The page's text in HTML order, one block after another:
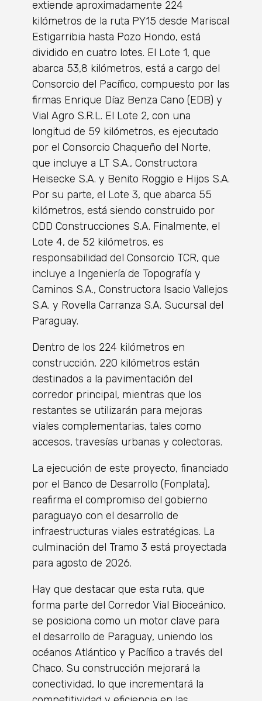
extiende aproximadamente 224
kilómetros de la ruta PY15 desde Mariscal
Estigarribia hasta Pozo Hondo, está
dividido en cuatro lotes. El Lote 1, que
abarca 53,8 kilómetros, está a cargo del
Consorcio del Pacífico, compuesto por las
firmas Enrique Díaz Benza Cano (EDB) y
Vial Agro S.R.L. El Lote 2, con una
longitud de 59 kilómetros, es ejecutado
por el Consorcio Chaqueño del Norte,
que incluye a LT S.A., Constructora
Heisecke S.A. y Benito Roggio e Hijos S.A.
Por su parte, el Lote 3, que abarca 55
kilómetros, está siendo construido por
CDD Construcciones S.A. Finalmente, el
Lote 4, de 52 kilómetros, es
responsabilidad del Consorcio TCR, que
incluye a Ingeniería de Topografía y
Caminos S.A., Constructora Isacio Vallejos
S.A. y Rovella Carranza S.A. Sucursal del
Paraguay.
Dentro de los 224 kilómetros en
construcción, 220 kilómetros están
destinados a la pavimentación del
corredor principal, mientras que los
restantes se utilizarán para mejoras
viales complementarias, tales como
accesos, travesías urbanas y colectoras.
La ejecución de este proyecto, financiado
por el Banco de Desarrollo (Fonplata),
reafirma el compromiso del gobierno
paraguayo con el desarrollo de
infraestructuras viales estratégicas. La
culminación del Tramo 3 está proyectada
para agosto de 2026.
Hay que destacar que esta ruta, que
forma parte del Corredor Vial Bioceánico,
se posiciona como un motor clave para
el desarrollo de Paraguay, uniendo los
océanos Atlántico y Pacífico a través del
Chaco. Su construcción mejorará la
conectividad, lo que incrementará la